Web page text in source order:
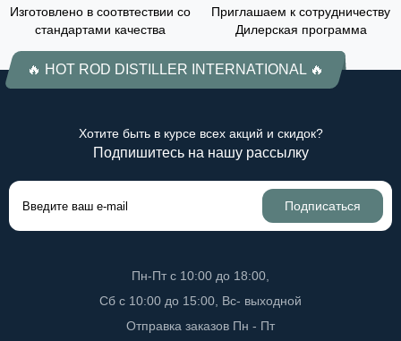
Изготовлено в соотвтествии со
стандартами качества
Приглашаем к сотрудничеству
Дилерская программа
🔥 HOT ROD DISTILLER INTERNATIONAL 🔥
Хотите быть в курсе всех акций и скидок?
Подпишитесь на нашу рассылку
Подписаться
Пн-Пт с 10:00 до 18:00,
Сб с 10:00 до 15:00, Вс- выходной
Отправка заказов Пн - Пт